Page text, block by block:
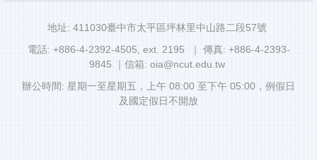
地址: 411030臺中市太平區坪林里中山路二段57號
電話: +886-4-2392-4505, ext. 2195 ｜ 傳真: +886-4-2393-
9845 ｜信箱: oia@ncut.edu.tw
辦公時間: 星期一至星期五，上午 08:00 至下午 05:00，例假日
及國定假日不開放